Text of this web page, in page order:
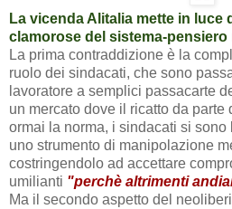
La vicenda Alitalia mette in luce
clamorose del sistema-pensiero
La prima contraddizione è la
ruolo dei sindacati, che sono
lavoratore a semplici passacarte
un mercato dove il ricatto da
ormai la norma, i sindacati si sono
uno strumento di manipolazione
costringendolo ad accettare
umilianti "perchè altrimenti
Ma il secondo aspetto del